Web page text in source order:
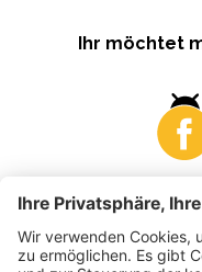
Ihr möchtet